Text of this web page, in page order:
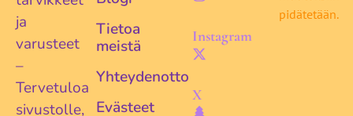
ja
varusteet
–
Tervetuloa
sivustolle,
Tietoa
meistä
Yhteydenotto
Evästeet
Instagram
X
pidätetään.